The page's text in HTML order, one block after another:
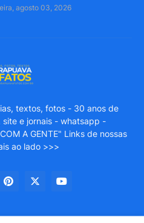
agosto 03, 2026
textos, fotos - 30 anos de
e jornais - whatsapp -
A GENTE" Links de nossas
ao lado >>>